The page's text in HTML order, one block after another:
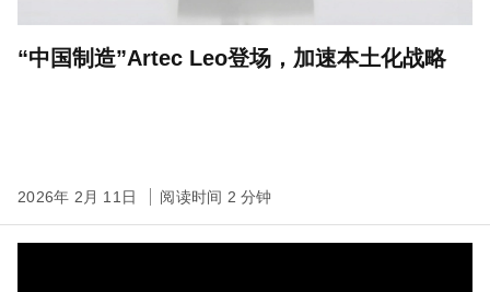
“中国制造”Artec Leo登场，加速本土化战略
2026年 2月 11日 阅读时间 2 分钟